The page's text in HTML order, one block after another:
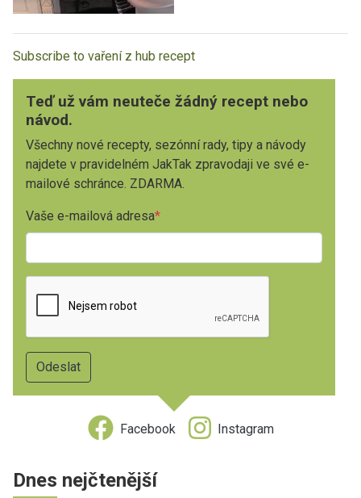
Subscribe to vaření z hub recept
Teď už vám neuteče žádný recept nebo
návod.
Všechny nové recepty, sezónní rady, tipy a návody
najdete v pravidelném JakTak zpravodaji ve své e-
mailové schránce. ZDARMA.
Vaše e-mailová adresa
Facebook Instagram
Dnes nejčtenější